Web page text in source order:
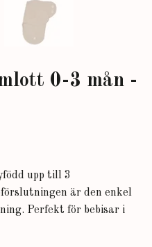
0-3 mån -
upp till 3
är den enkel
Perfekt för bebisar i